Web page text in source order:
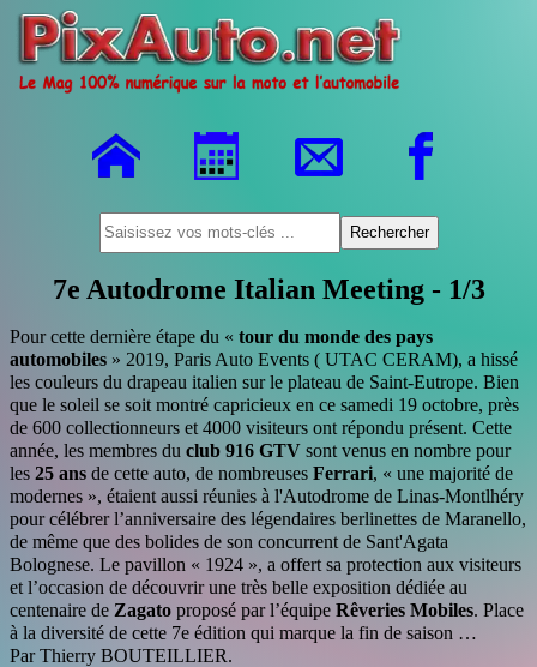
7e Autodrome Italian Meeting - 1/3
Pour cette dernière étape du « tour du monde des pays
automobiles » 2019, Paris Auto Events ( UTAC CERAM), a hissé
les couleurs du drapeau italien sur le plateau de Saint-Eutrope. Bien
que le soleil se soit montré capricieux en ce samedi 19 octobre, près
de 600 collectionneurs et 4000 visiteurs ont répondu présent. Cette
année, les membres du club 916 GTV sont venus en nombre pour
les 25 ans de cette auto, de nombreuses Ferrari, « une majorité de
modernes », étaient aussi réunies à l'Autodrome de Linas-Montlhéry
pour célébrer l’anniversaire des légendaires berlinettes de Maranello,
de même que des bolides de son concurrent de Sant'Agata
Bolognese. Le pavillon « 1924 », a offert sa protection aux visiteurs
et l’occasion de découvrir une très belle exposition dédiée au
centenaire de Zagato proposé par l’équipe Rêveries Mobiles. Place
à la diversité de cette 7e édition qui marque la fin de saison …
Par Thierry BOUTEILLIER.